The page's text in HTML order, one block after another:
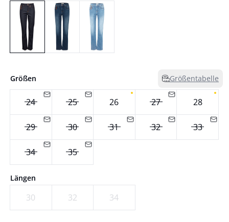
Größen Größentabelle
24 25 26 27 28
29 30 31 32 33
34 35
Längen
30 32 34